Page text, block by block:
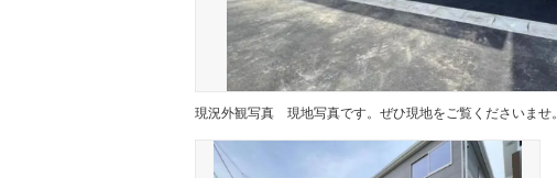
現況外観写真 現地写真です。ぜひ現地をご覧くださいませ。